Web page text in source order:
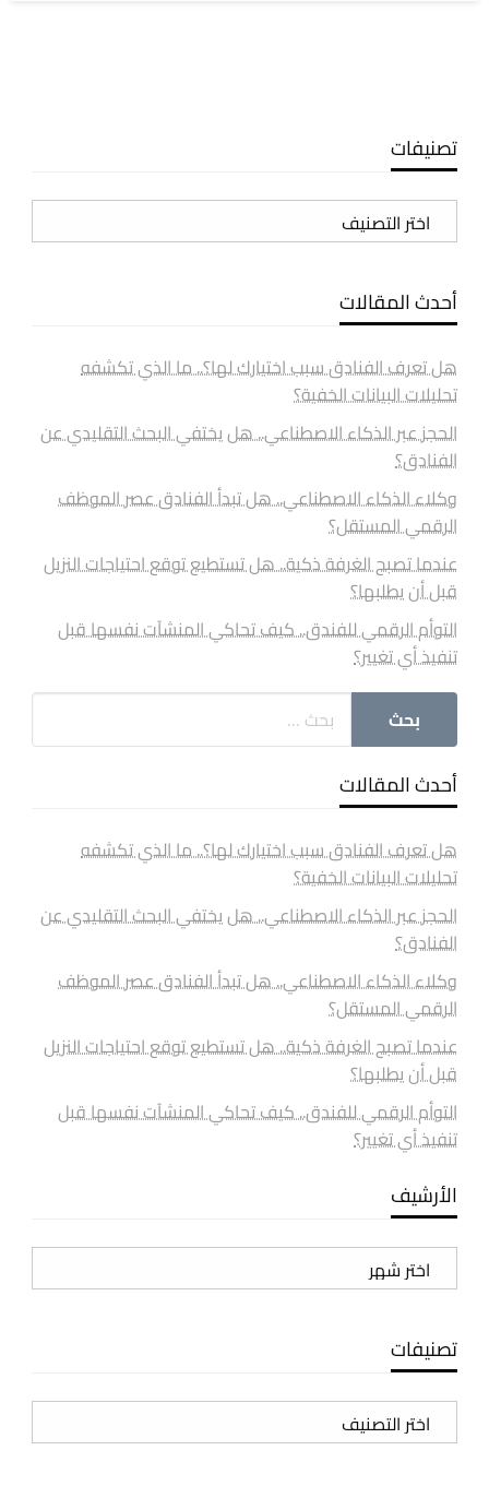
تصنيفات
تصنيفات
أحدث المقالات
هل تعرف الفنادق سبب اختيارك لها؟.. ما الذي تكشفه
تحليلات البيانات الخفية؟
الحجز عبر الذكاء الاصطناعي.. هل يختفي البحث التقليدي عن
الفنادق؟
وكلاء الذكاء الاصطناعي.. هل تبدأ الفنادق عصر الموظف
الرقمي المستقل؟
عندما تصبح الغرفة ذكية.. هل تستطيع توقع احتياجات النزيل
قبل أن يطلبها؟
التوأم الرقمي للفندق.. كيف تحاكي المنشآت نفسها قبل
تنفيذ أي تغيير؟
أحدث المقالات
هل تعرف الفنادق سبب اختيارك لها؟.. ما الذي تكشفه
تحليلات البيانات الخفية؟
الحجز عبر الذكاء الاصطناعي.. هل يختفي البحث التقليدي عن
الفنادق؟
وكلاء الذكاء الاصطناعي.. هل تبدأ الفنادق عصر الموظف
الرقمي المستقل؟
عندما تصبح الغرفة ذكية.. هل تستطيع توقع احتياجات النزيل
قبل أن يطلبها؟
التوأم الرقمي للفندق.. كيف تحاكي المنشآت نفسها قبل
تنفيذ أي تغيير؟
الأرشيف
الأرشيف
تصنيفات
تصنيفات